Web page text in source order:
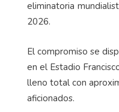
eliminatoria
2026.
El compromiso se
en el Estadio
lleno total con
aficionados.